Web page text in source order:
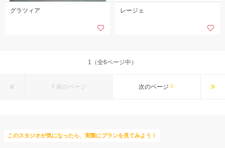
グラツィア レージェ
1（全6ページ中）
前のページ 次のページ
このスタジオが気になったら、実際にプランを見てみよう！